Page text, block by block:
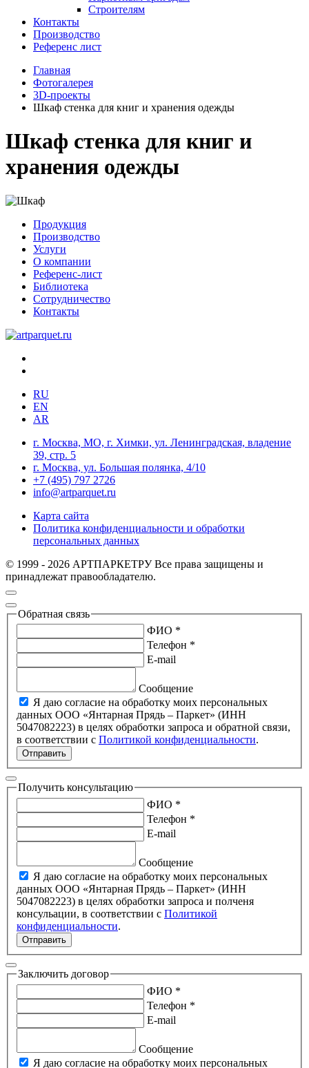
Строителям
Контакты
Производство
Референс лист
Главная
Фотогалерея
3D-проекты
Шкаф стенка для книг и хранения одежды
Шкаф стенка для книг и
хранения одежды
Продукция
Производство
Услуги
О компании
Референс-лист
Библиотека
Сотрудничество
Контакты
RU
EN
AR
г. Москва, МО, г. Химки, ул. Ленинградская, владение
39, стр. 5
г. Москва, ул. Большая полянка, 4/10
+7 (495) 797 2726
info@artparquet.ru
Карта сайта
Политика конфиденциальности и обработки
персональных данных
© 1999 - 2026 АРТПАРКЕТРУ Все права защищены и
принадлежат правообладателю.
Обратная связь
ФИО *
Телефон *
E-mail
Сообщение
Я даю согласие на обработку моих персональных
данных ООО «Янтарная Прядь – Паркет» (ИНН
5047082223) в целях обработки запроса и обратной связи,
в соответствии с Политикой конфиденциальности.
Отправить
Получить консультацию
ФИО *
Телефон *
E-mail
Сообщение
Я даю согласие на обработку моих персональных
данных ООО «Янтарная Прядь – Паркет» (ИНН
5047082223) в целях обработки запроса и полченя
консульации, в соответствии с Политикой
конфиденциальности.
Отправить
Заключить договор
ФИО *
Телефон *
E-mail
Сообщение
Я даю согласие на обработку моих персональных